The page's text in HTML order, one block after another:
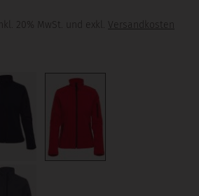
inkl. 20% MwSt. und exkl. Versandkosten